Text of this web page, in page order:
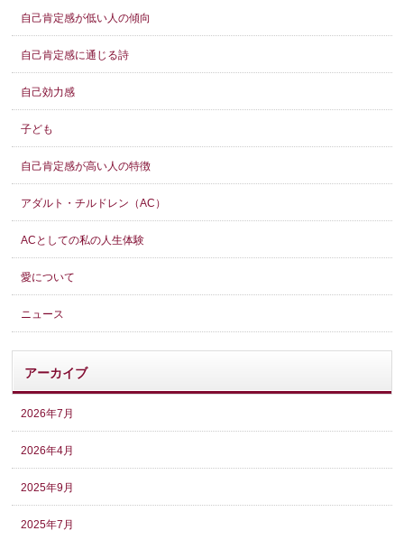
自己肯定感が低い人の傾向
自己肯定感に通じる詩
自己効力感
子ども
自己肯定感が高い人の特徴
アダルト・チルドレン（AC）
ACとしての私の人生体験
愛について
ニュース
アーカイブ
2026年7月
2026年4月
2025年9月
2025年7月